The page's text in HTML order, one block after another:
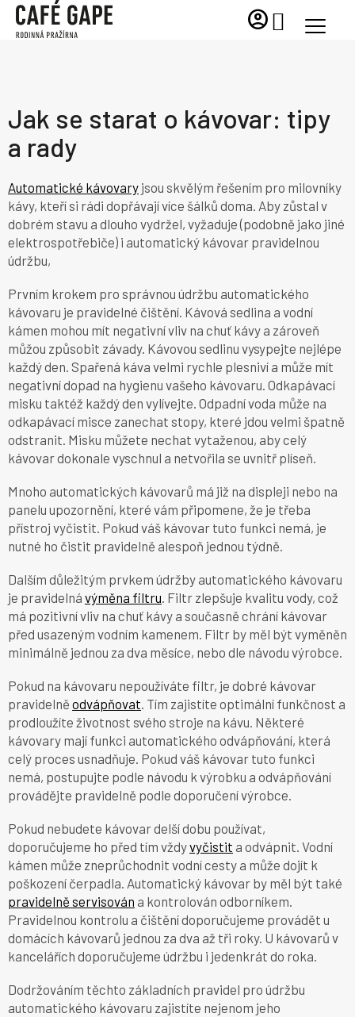
Přejít
account_circle
NÁKUPNÍ
KOŠÍK
Jak se starat o kávovar: tipy
a rady
Automatické kávovary jsou skvělým řešením pro milovníky
kávy, kteří si rádi dopřávají více šálků doma. Aby zůstal v
dobrém stavu a dlouho vydržel, vyžaduje (podobně jako jiné
elektrospotřebiče) i automatický kávovar pravidelnou
údržbu,
Prvním krokem pro správnou údržbu automatického
kávovaru je pravidelné čištění. Kávová sedlina a vodní
kámen mohou mít negativní vliv na chuť kávy a zároveň
můžou způsobit závady. Kávovou sedlinu vysypejte nejlépe
každý den. Spařená káva velmi rychle plesniví a může mít
negativní dopad na hygienu vašeho kávovaru. Odkapávací
misku taktéž každý den vylívejte. Odpadní voda může na
odkapávací misce zanechat stopy, které jdou velmi špatně
odstranit. Misku můžete nechat vytaženou, aby celý
kávovar dokonale vyschnul a netvořila se uvnitř plíseň.
Mnoho automatických kávovarů má již na displeji nebo na
panelu upozornění, které vám připomene, že je třeba
přístroj vyčistit. Pokud váš kávovar tuto funkci nemá, je
nutné ho čistit pravidelně alespoň jednou týdně.
Dalším důležitým prvkem údržby automatického kávovaru
je pravidelná výměna filtru. Filtr zlepšuje kvalitu vody, což
má pozitivní vliv na chuť kávy a současně chrání kávovar
před usazeným vodním kamenem. Filtr by měl být vyměněn
minimálně jednou za dva měsíce, nebo dle návodu výrobce.
Pokud na kávovaru nepoužíváte filtr, je dobré kávovar
pravidelně odvápňovat. Tím zajistíte optimální funkčnost a
prodloužíte životnost svého stroje na kávu. Některé
kávovary mají funkci automatického odvápňování, která
celý proces usnadňuje. Pokud váš kávovar tuto funkci
nemá, postupujte podle návodu k výrobku a odvápňování
provádějte pravidelně podle doporučení výrobce.
Pokud nebudete kávovar delší dobu používat,
doporučujeme ho před tím vždyvyčistit a odvápnit. Vodní
kámen může zneprůchodnit vodní cesty a může dojít k
poškození čerpadla. Automatický kávovar by měl být také
pravidelně servisován a kontrolován odborníkem.
Pravidelnou kontrolu a čištění doporučujeme provádět u
domácích kávovarů jednou za dva až tři roky. U kávovarů v
kancelářích doporučujeme údržbu i jedenkrát do roka.
Dodržováním těchto základních pravidel pro údržbu
automatického kávovaru zajistíte nejenom jeho